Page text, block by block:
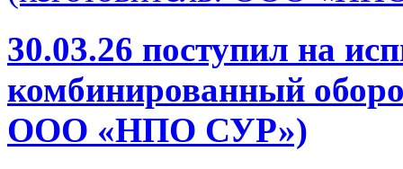
30.03.26 поступил на
комбинированный
ООО «НПО СУР»)